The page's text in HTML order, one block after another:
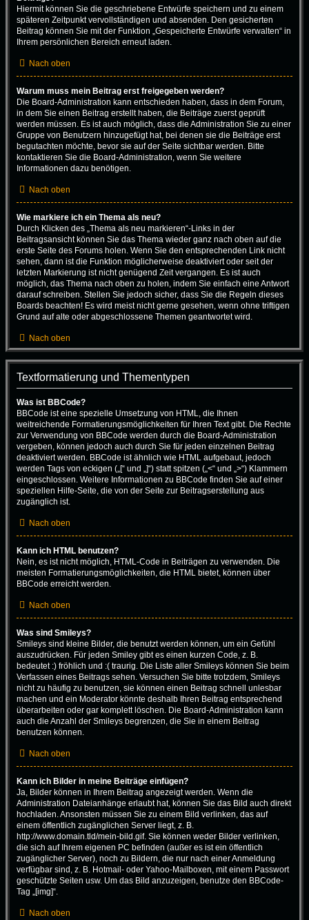
Hiermit können Sie die geschriebene Entwürfe speichern und zu einem
späteren Zeitpunkt vervollständigen und absenden. Den gesicherten
Beitrag können Sie mit der Funktion „Gespeicherte Entwürfe verwalten“ in
Ihrem persönlichen Bereich erneut laden.
Nach oben
Warum muss mein Beitrag erst freigegeben werden?
Die Board-Administration kann entschieden haben, dass in dem Forum,
in dem Sie einen Beitrag erstellt haben, die Beiträge zuerst geprüft
werden müssen. Es ist auch möglich, dass die Administration Sie zu einer
Gruppe von Benutzern hinzugefügt hat, bei denen sie die Beiträge erst
begutachten möchte, bevor sie auf der Seite sichtbar werden. Bitte
kontaktieren Sie die Board-Administration, wenn Sie weitere
Informationen dazu benötigen.
Nach oben
Wie markiere ich ein Thema als neu?
Durch Klicken des „Thema als neu markieren“-Links in der
Beitragsansicht können Sie das Thema wieder ganz nach oben auf die
erste Seite des Forums holen. Wenn Sie den entsprechenden Link nicht
sehen, dann ist die Funktion möglicherweise deaktiviert oder seit der
letzten Markierung ist nicht genügend Zeit vergangen. Es ist auch
möglich, das Thema nach oben zu holen, indem Sie einfach eine Antwort
darauf schreiben. Stellen Sie jedoch sicher, dass Sie die Regeln dieses
Boards beachten! Es wird meist nicht gerne gesehen, wenn ohne triftigen
Grund auf alte oder abgeschlossene Themen geantwortet wird.
Nach oben
Textformatierung und Thementypen
Was ist BBCode?
BBCode ist eine spezielle Umsetzung von HTML, die Ihnen
weitreichende Formatierungsmöglichkeiten für Ihren Text gibt. Die Rechte
zur Verwendung von BBCode werden durch die Board-Administration
vergeben, können jedoch auch durch Sie für jeden einzelnen Beitrag
deaktiviert werden. BBCode ist ähnlich wie HTML aufgebaut, jedoch
werden Tags von eckigen („[“ und „]“) statt spitzen („<“ und „>“) Klammern
eingeschlossen. Weitere Informationen zu BBCode finden Sie auf einer
speziellen Hilfe-Seite, die von der Seite zur Beitragserstellung aus
zugänglich ist.
Nach oben
Kann ich HTML benutzen?
Nein, es ist nicht möglich, HTML-Code in Beiträgen zu verwenden. Die
meisten Formatierungsmöglichkeiten, die HTML bietet, können über
BBCode erreicht werden.
Nach oben
Was sind Smileys?
Smileys sind kleine Bilder, die benutzt werden können, um ein Gefühl
auszudrücken. Für jeden Smiley gibt es einen kurzen Code, z. B.
bedeutet :) fröhlich und :( traurig. Die Liste aller Smileys können Sie beim
Verfassen eines Beitrags sehen. Versuchen Sie bitte trotzdem, Smileys
nicht zu häufig zu benutzen, sie können einen Beitrag schnell unlesbar
machen und ein Moderator könnte deshalb Ihren Beitrag entsprechend
überarbeiten oder gar komplett löschen. Die Board-Administration kann
auch die Anzahl der Smileys begrenzen, die Sie in einem Beitrag
benutzen können.
Nach oben
Kann ich Bilder in meine Beiträge einfügen?
Ja, Bilder können in Ihrem Beitrag angezeigt werden. Wenn die
Administration Dateianhänge erlaubt hat, können Sie das Bild auch direkt
hochladen. Ansonsten müssen Sie zu einem Bild verlinken, das auf
einem öffentlich zugänglichen Server liegt, z. B.
http://www.domain.tld/mein-bild.gif. Sie können weder Bilder verlinken,
die sich auf Ihrem eigenen PC befinden (außer es ist ein öffentlich
zugänglicher Server), noch zu Bildern, die nur nach einer Anmeldung
verfügbar sind, z. B. Hotmail- oder Yahoo-Mailboxen, mit einem Passwort
geschützte Seiten usw. Um das Bild anzuzeigen, benutze den BBCode-
Tag „[img]“.
Nach oben